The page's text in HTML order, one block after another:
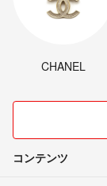
CHANEL
コンテンツ